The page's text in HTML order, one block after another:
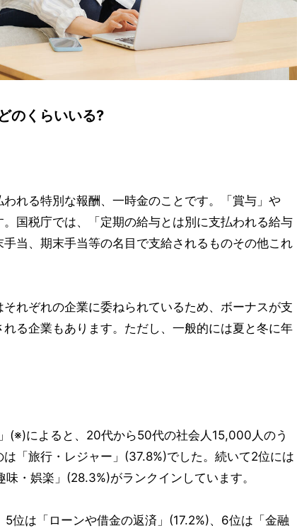
のくらいいる?
れる特別な報酬、一時金のことです。「賞与」や
。国税庁では、「定期の給与とは別に支払われる給与
当、期末手当等の名目で支給されるものその他これ
れぞれの企業に委ねられているため、ボーナスが支
る企業もあります。ただし、一般的には夏と冬に年
(※)によると、20代から50代の社会人15,000人のう
「旅行・レジャー」(37.8%)でした。続いて2位には
・娯楽」(28.3%)がランクインしています。
位は「ローンや借金の返済」(17.2%)、6位は「金融